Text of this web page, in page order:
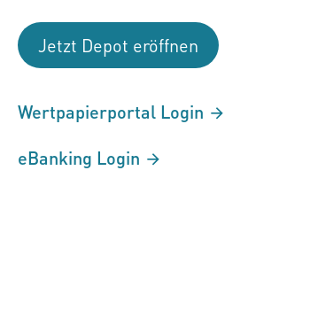
Jetzt Depot eröffnen
Wertpapierportal Login
eBanking Login